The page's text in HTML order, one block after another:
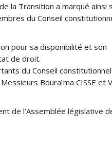
la Transition a marqué ainsi
du Conseil
pour sa disponibilité et son
de droit.
du Conseil
Bouraïma CISSE et
de l’Assemblée législative